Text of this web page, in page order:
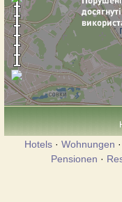
Hotels · Wohnungen ·
Pensionen ·